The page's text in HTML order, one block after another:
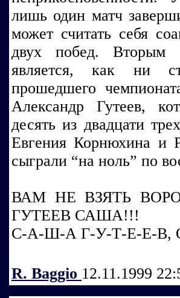
лишь один матч
может считать себя
двух побед. Вторым
является, как ни
прошедшего
Александр Гутеев,
десять из двадцати
Евгения Корнюхина и
сыграли “на ноль” по
ВАМ НЕ ВЗЯТЬ
ГУТЕЕВ САША!!!
С-А-Ш-А Г-У-Т-Е-Е-В,
R. Baggio 12.11.1999